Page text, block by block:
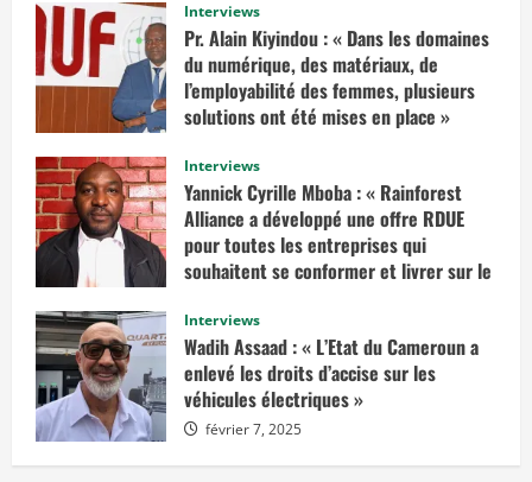
é
Interviews
Pr. Alain Kiyindou : « Dans les domaines
du numérique, des matériaux, de
l’employabilité des femmes, plusieurs
solutions ont été mises en place »
Interviews
Yannick Cyrille Mboba : « Rainforest
Alliance a développé une offre RDUE
pour toutes les entreprises qui
souhaitent se conformer et livrer sur le
février 14, 2025
Interviews
Wadih Assaad : « L’Etat du Cameroun a
enlevé les droits d’accise sur les
véhicules électriques »
février 7, 2025